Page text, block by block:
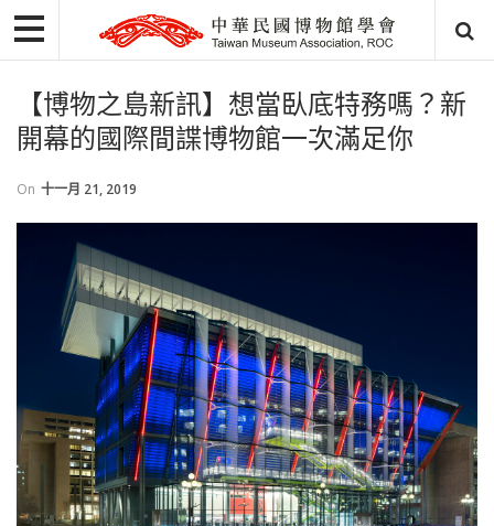
【博物之島新訊】想當臥底特務嗎？新
開幕的國際間諜博物館一次滿足你
On 十一月 21, 2019